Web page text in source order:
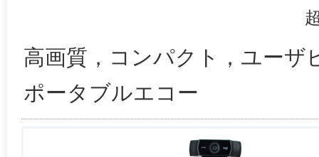
高画質，コンパクト，ユーザ
ポータブルエコー